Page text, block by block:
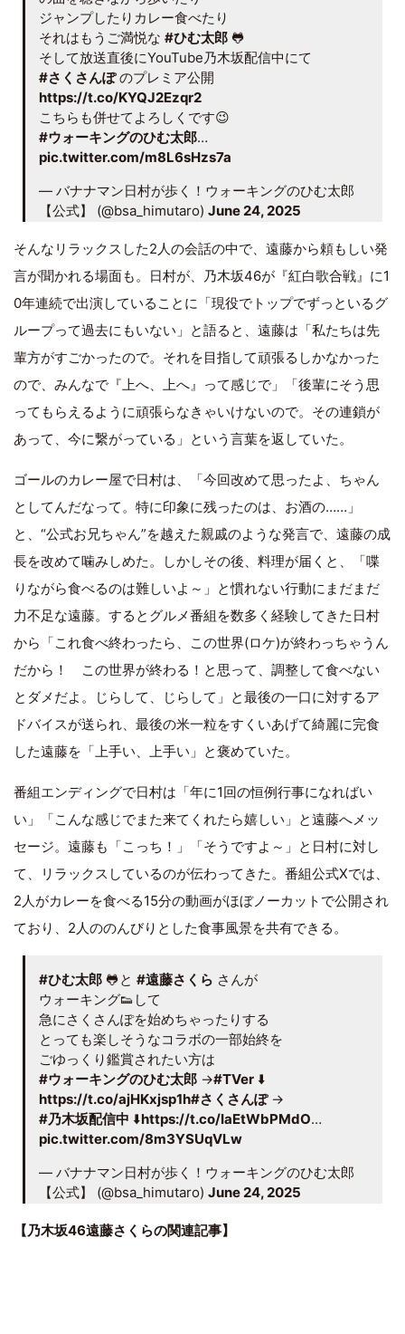
ジャンプしたりカレー食べたり
それはもうご満悦な #ひむ太郎 🐸
そして放送直後にYouTube乃木坂配信中にて
#さくさんぽのプレミア公開
https://t.co/KYQJ2Ezqr2
こちらも併せてよろしくです😉
#ウォーキングのひむ太郎…
pic.twitter.com/m8L6sHzs7a
— バナナマン日村が歩く！ウォーキングのひむ太郎
【公式】 (@bsa_himutaro) June 24, 2025
そんなリラックスした2人の会話の中で、遠藤から頼もしい発
言が聞かれる場面も。日村が、乃木坂46が『紅白歌合戦』に1
0年連続で出演していることに「現役でトップでずっといるグ
ループって過去にもいない」と語ると、遠藤は「私たちは先
輩方がすごかったので。それを目指して頑張るしかなかった
ので、みんなで『上へ、上へ』って感じで」「後輩にそう思
ってもらえるように頑張らなきゃいけないので。その連鎖が
あって、今に繋がっている」という言葉を返していた。
ゴールのカレー屋で日村は、「今回改めて思ったよ、ちゃん
としてんだなって。特に印象に残ったのは、お酒の……」
と、“公式お兄ちゃん”を越えた親戚のような発言で、遠藤の成
長を改めて噛みしめた。しかしその後、料理が届くと、「喋
りながら食べるのは難しいよ～」と慣れない行動にまだまだ
力不足な遠藤。するとグルメ番組を数多く経験してきた日村
から「これ食べ終わったら、この世界(ロケ)が終わっちゃうん
だから！ この世界が終わる！と思って、調整して食べない
とダメだよ。じらして、じらして」と最後の一口に対するア
ドバイスが送られ、最後の米一粒をすくいあげて綺麗に完食
した遠藤を「上手い、上手い」と褒めていた。
番組エンディングで日村は「年に1回の恒例行事になればい
い」「こんな感じでまた来てくれたら嬉しい」と遠藤へメッ
セージ。遠藤も「こっち！」「そうですよ～」と日村に対し
て、リラックスしているのが伝わってきた。番組公式Xでは、
2人がカレーを食べる15分の動画がほぼノーカットで公開され
ており、2人ののんびりとした食事風景を共有できる。
#ひむ太郎 🐸と #遠藤さくら さんが
ウォーキング👟して
急にさくさんぽを始めちゃったりする
とっても楽しそうなコラボの一部始終を
ごゆっくり鑑賞されたい方は
#ウォーキングのひむ太郎 →#TVer ⬇️
https://t.co/ajHKxjsp1h#さくさんぽ→
#乃木坂配信中 ⬇️https://t.co/IaEtWbPMdO…
pic.twitter.com/8m3YSUqVLw
— バナナマン日村が歩く！ウォーキングのひむ太郎
【公式】 (@bsa_himutaro) June 24, 2025
【乃木坂46遠藤さくらの関連記事】